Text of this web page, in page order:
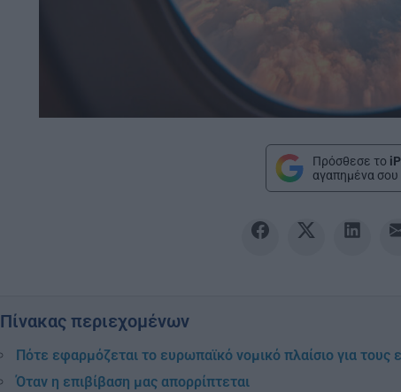
Πρόσθεσε το
αγαπημένα σου
Πίνακας περιεχομένων
Πότε εφαρμόζεται το ευρωπαϊκό νομικό πλαίσιο για τους
Όταν η επιβίβαση μας απορρίπτεται